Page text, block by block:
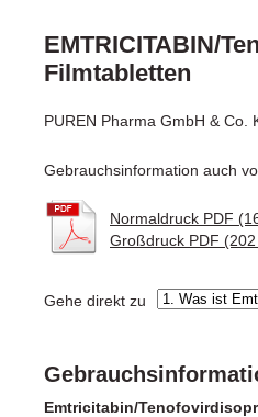
EMTRICITABIN/
Filmtabletten
PUREN Pharma GmbH & Co.
Gebrauchsinformation auch
Normaldruck PDF
Großdruck PDF (202
Gehe direkt zu
Emtricitabin/